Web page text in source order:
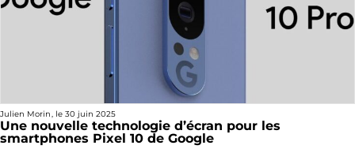
Julien Morin, le 30 juin 2025
Une nouvelle technologie d’écran pour les
smartphones Pixel 10 de Google